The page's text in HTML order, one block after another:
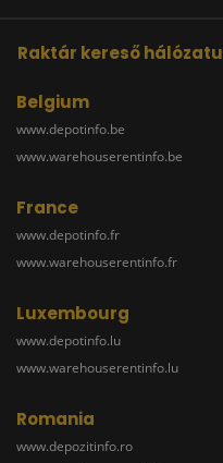
Raktár kereső
Belgium
www.depotinfo.be
www.warehouserentinfo.be
France
www.depotinfo.fr
www.warehouserentinfo.fr
Luxembourg
www.depotinfo.lu
www.warehouserentinfo.lu
Romania
www.depozitinfo.ro